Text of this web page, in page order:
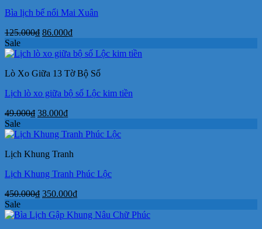
Bìa lịch bế nổi Mai Xuân
125.000₫ Giá
là:
86.000₫Giá
tại
86.000₫.
Sale
Lò Xo Giữa 13 Tờ Bộ Số
Lịch lò xo giữa bộ số Lộc kim tiền
49.000₫ Giá
là:
38.000₫Giá
tại
38.000₫.
Sale
Lịch Khung Tranh
Lịch Khung Tranh Phúc Lộc
450.000₫ Giá
là:
350.000₫Giá
tại
Sale